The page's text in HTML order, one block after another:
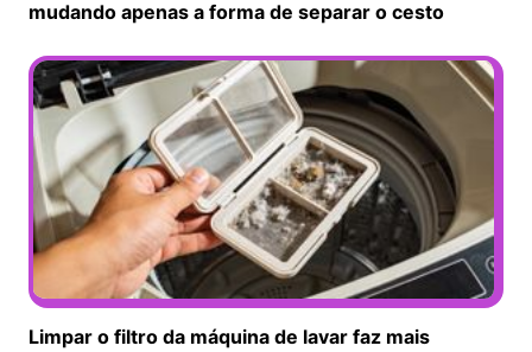
mudando apenas a forma de separar o cesto
Limpar o filtro da máquina de lavar faz mais